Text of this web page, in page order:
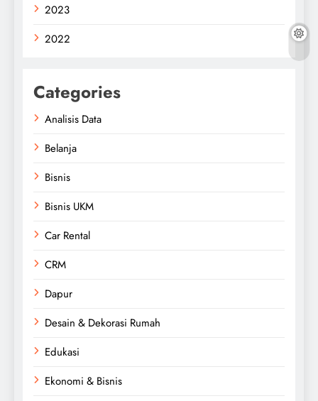
2023
2022
Categories
Analisis Data
Belanja
Bisnis
Bisnis UKM
Car Rental
CRM
Dapur
Desain & Dekorasi Rumah
Edukasi
Ekonomi & Bisnis